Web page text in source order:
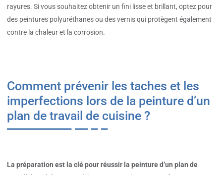
rayures. Si vous souhaitez obtenir un fini lisse et brillant, optez pour
des peintures polyuréthanes ou des vernis qui protègent également
contre la chaleur et la corrosion.
Comment prévenir les taches et les
imperfections lors de la peinture d’un
plan de travail de cuisine ?
La préparation est la clé pour réussir la peinture d’un plan de